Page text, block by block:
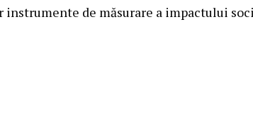
de măsurare a impactului